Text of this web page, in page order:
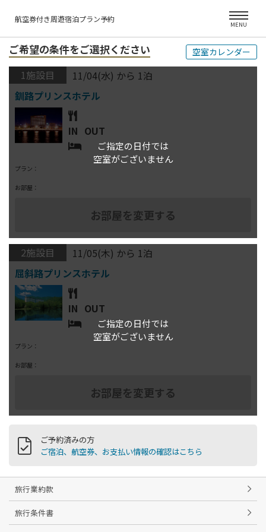
航空券付き周遊宿泊プラン予約
MENU
ご希望の条件をご選択ください 空室カレンダー
ご指定の日付では
空室がございません
1施設目 11/04(水) から 1泊
IN OUT
プラン：
お部屋：
ご指定の日付では
空室がございません
2施設目 11/05(木) から 1泊
IN OUT
プラン：
お部屋：
ご予約済みの方
ご宿泊、航空券、お支払い情報の確認はこちら
旅行業約款
旅行条件書